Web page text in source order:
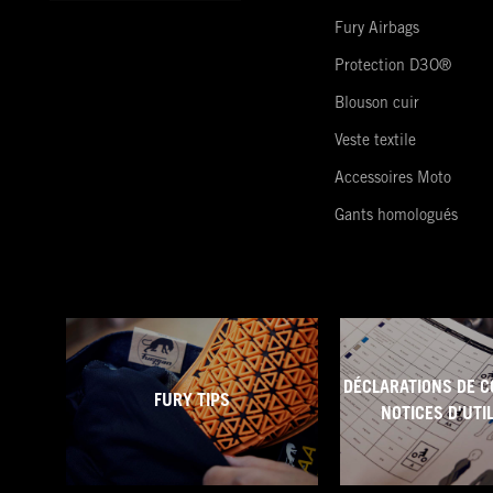
Fury Airbags
Protection D3O®
Blouson cuir
Veste textile
Accessoires Moto
Gants homologués
FURY TIPS
DÉCLARATIONS DE
NOTICES